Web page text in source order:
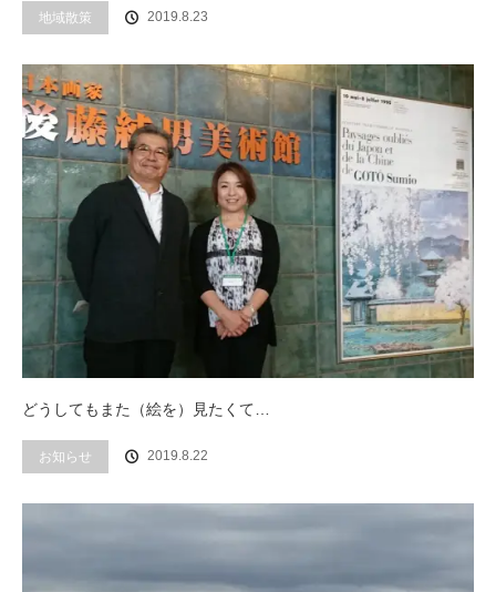
地域散策 2019.8.23
どうしてもまた（絵を）見たくて…
お知らせ 2019.8.22